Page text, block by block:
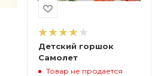
Детский горшок
Самолет
Товар не продается